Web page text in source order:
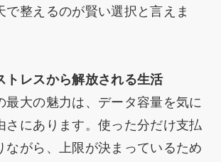
で整えるのが賢い選択と言えま
トレスから解放される生活
最大の魅力は、データ容量を気に
さにあります。使った分だけ支払
ながら、上限が決まっているため